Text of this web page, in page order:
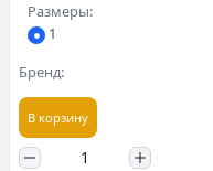
Размеры:
1
Бренд:
В корзину